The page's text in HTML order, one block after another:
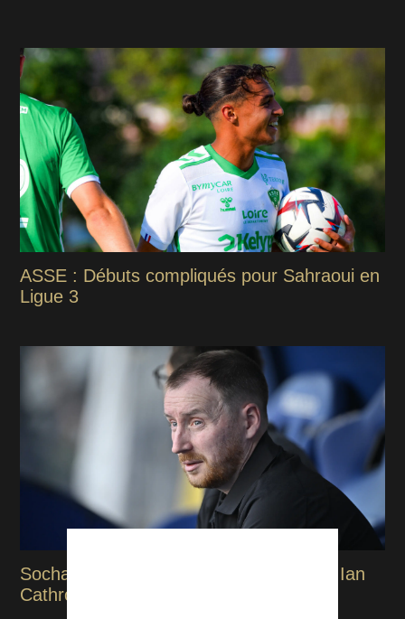
ASSE : Débuts compliqués pour Sahraoui en
Ligue 3
Sochaux-ASSE : Les premiers mots de Ian
Cathro après la victoire des Verts